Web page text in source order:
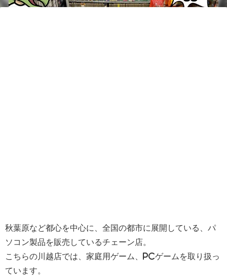
秋葉原など都心を中心に、全国の都市に展開している、パ
ソコン製品を販売しているチェーン店。
こちらの川越店では、家庭用ゲーム、PCゲームを取り扱っ
ています。